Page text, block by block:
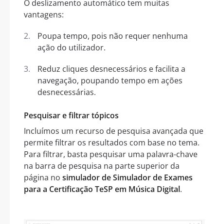
O deslizamento automático tem muitas
vantagens:
Poupa tempo, pois não requer nenhuma
ação do utilizador.
Reduz cliques desnecessários e facilita a
navegação, poupando tempo em ações
desnecessárias.
Pesquisar e filtrar tópicos
Incluímos um recurso de pesquisa avançada que
permite filtrar os resultados com base no tema.
Para filtrar, basta pesquisar uma palavra-chave
na barra de pesquisa na parte superior da
página no simulador de Simulador de Exames
para a Certificação TeSP em Música Digital.